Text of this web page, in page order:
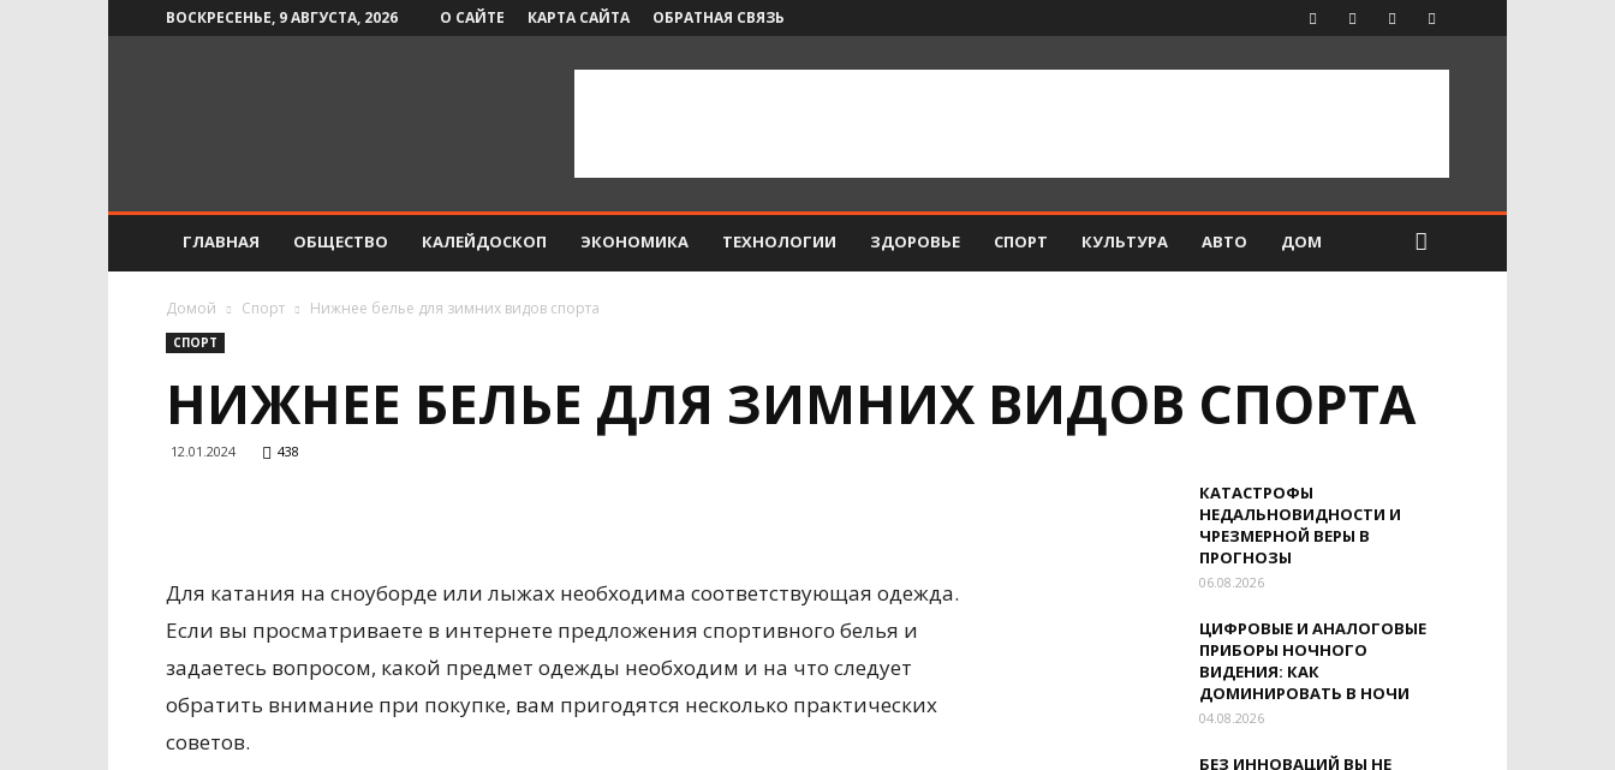
ВОСКРЕСЕНЬЕ, 9 АВГУСТА, 2026 О САЙТЕ КАРТА САЙТА ОБРАТНАЯ СВЯЗЬ
ГЛАВНАЯ ОБЩЕСТВО КАЛЕЙДОСКОП ЭКОНОМИКА ТЕХНОЛОГИИ ЗДОРОВЬЕ СПОРТ КУЛЬТУРА АВТО ДОМ
Домой Спорт Нижнее белье для зимних видов спорта
СПОРТ
НИЖНЕЕ БЕЛЬЕ ДЛЯ ЗИМНИХ ВИДОВ СПОРТА
12.01.2024 438
Для катания на сноуборде или лыжах необходима соответствующая одежда.
Если вы просматриваете в интернете предложения спортивного белья и
задаетесь вопросом, какой предмет одежды необходим и на что следует
обратить внимание при покупке, вам пригодятся несколько практических
советов.
КАТАСТРОФЫ
НЕДАЛЬНОВИДНОСТИ И
ЧРЕЗМЕРНОЙ ВЕРЫ В
ПРОГНОЗЫ
06.08.2026
ЦИФРОВЫЕ И АНАЛОГОВЫЕ
ПРИБОРЫ НОЧНОГО
ВИДЕНИЯ: КАК
ДОМИНИРОВАТЬ В НОЧИ
04.08.2026
БЕЗ ИННОВАЦИЙ ВЫ НЕ